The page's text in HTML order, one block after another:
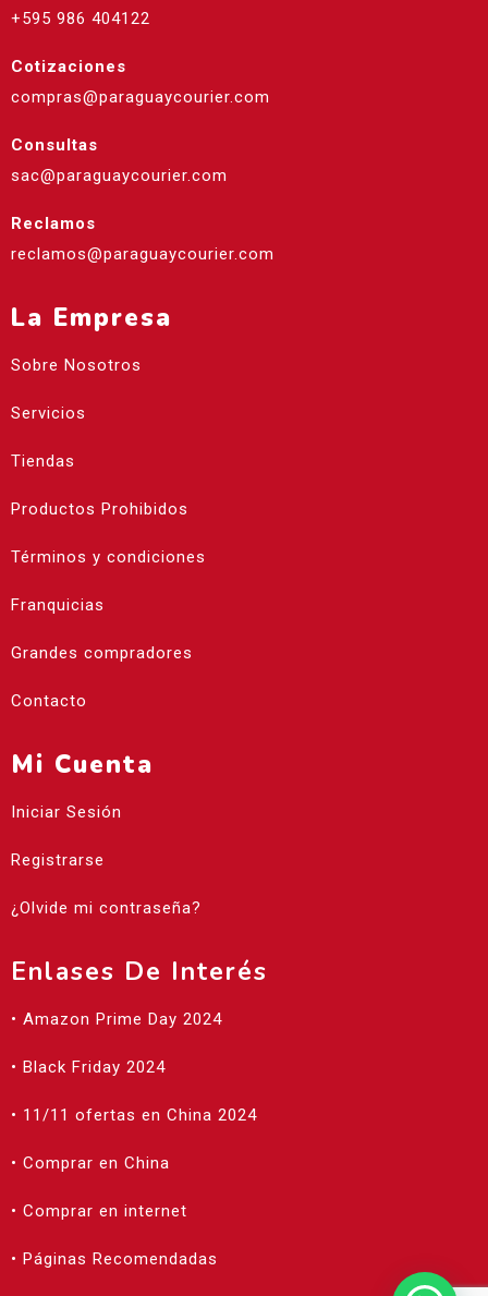
+595 986 404122
Cotizaciones
compras@paraguaycourier.com
Consultas
sac@paraguaycourier.com
Reclamos
reclamos@paraguaycourier.com
La Empresa
Sobre Nosotros
Servicios
Tiendas
Productos Prohibidos
Términos y condiciones
Franquicias
Grandes compradores
Contacto
Mi Cuenta
Iniciar Sesión
Registrarse
¿Olvide mi contraseña?
Enlases De Interés
• Amazon Prime Day 2024
• Black Friday 2024
• 11/11 ofertas en China 2024
• Comprar en China
• Comprar en internet
• Páginas Recomendadas